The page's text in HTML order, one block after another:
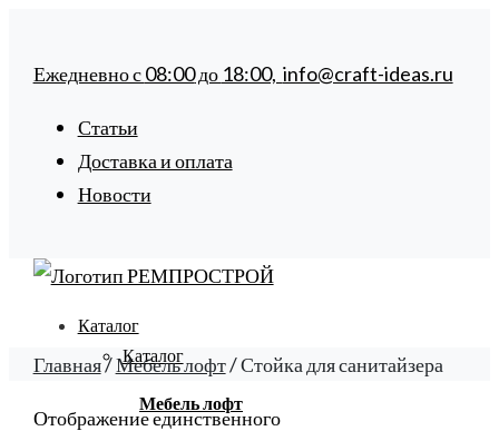
Ежедневно с08:00до 18:00, info@craft-ideas.ru
Статьи
Доставка и оплата
Новости
Каталог
Каталог
Мебель лофт
Главная/Мебель лофт/ Стойка для санитайзера
Отображение единственного